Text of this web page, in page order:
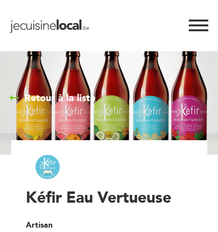
Retour à la liste
Kéfir Eau Vertueuse
Artisan